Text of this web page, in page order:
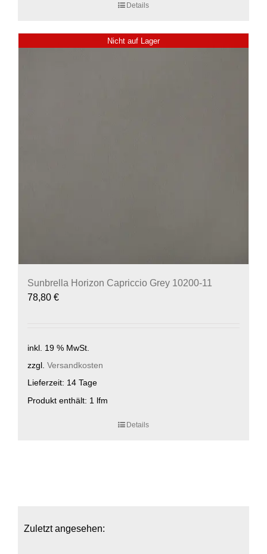
Details
Nicht auf Lager
Sunbrella Horizon Capriccio Grey 10200-11
78,80 €
inkl. 19 % MwSt.
zzgl. Versandkosten
Lieferzeit: 14 Tage
Produkt enthält: 1 lfm
Details
Zuletzt angesehen: